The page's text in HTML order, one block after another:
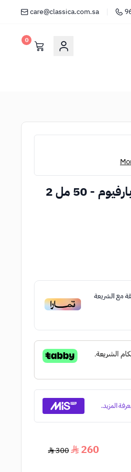
care@classica.com.sa
0
طقم مونت بلانك ليجند نايت للرجال أو دي بارفيوم - 50 مل 2
مع الشريعة
260
300